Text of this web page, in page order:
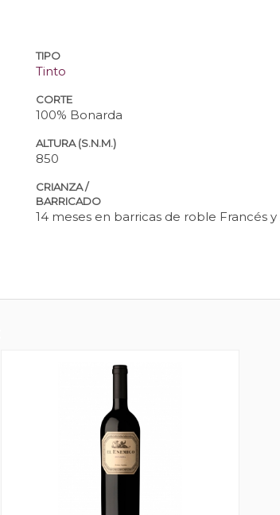
TIPO
Tinto
CORTE
100% Bonarda
ALTURA (S.N.M.)
850
CRIANZA /
BARRICADO
14 meses en barricas de roble Francés